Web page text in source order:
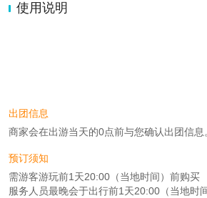
使用说明
出团信息
商家会在出游当天的0点前与您确认出团信
预订须知
需游客游玩前1天20:00（当地时间）前购买
服务人员最晚会于出行前1天20:00（当地时